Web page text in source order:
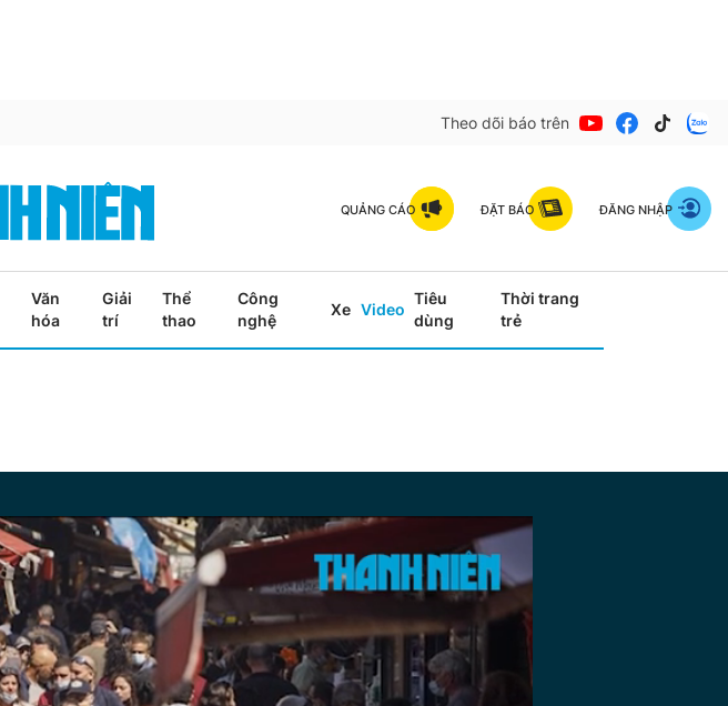
Theo dõi báo trên
QUẢNG CÁO ĐẶT BÁO ĐĂNG NHẬP
Văn
hóa
Giải
trí
Thể
thao
Công
nghệ
Xe Video
Tiêu
dùng
Thời trang
trẻ